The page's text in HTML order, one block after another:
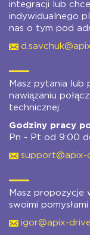
integracji lub
indywidualnego
nas o tym pod
Masz pytania lub
nawiązaniu
technicznej:
Godziny pracy
Pn - Pt od 9:00
support@apix-
Masz propozycje
swoimi
igor@apix-